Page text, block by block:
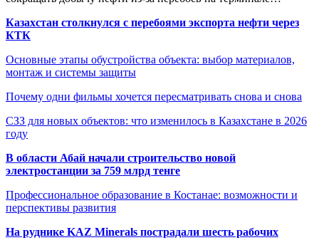
Казахстан столкнулся с перебоями экспорта нефти через
КТК
Основные этапы обустройства объекта: выбор материалов,
монтаж и системы защиты
Почему одни фильмы хочется пересматривать снова и снова
СЗЗ для новых объектов: что изменилось в Казахстане в 2026
году
В области Абай начали строительство новой
электростанции за 759 млрд тенге
Профессиональное образование в Костанае: возможности и
перспективы развития
На руднике KAZ Minerals пострадали шесть рабочих